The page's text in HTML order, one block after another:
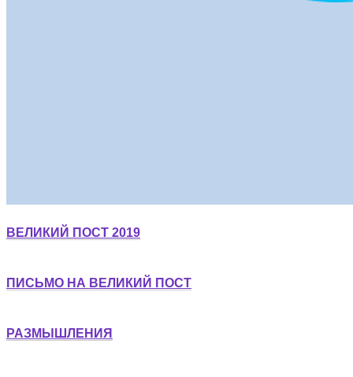
ВЕЛИКИЙ ПОСТ 2019
ПИСЬМО НА ВЕЛИКИЙ ПОСТ
РАЗМЫШЛЕНИЯ